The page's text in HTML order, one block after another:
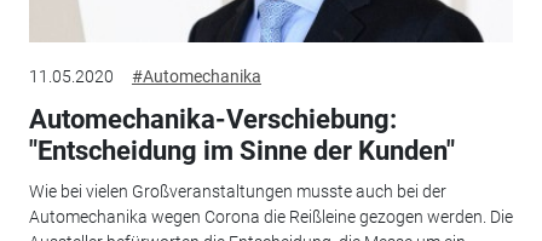
11.05.2020 #Automechanika
Automechanika-Verschiebung:
"Entscheidung im Sinne der Kunden"
Wie bei vielen Großveranstaltungen musste auch bei der
Automechanika wegen Corona die Reißleine gezogen werden. Die